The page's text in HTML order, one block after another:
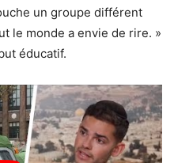
un groupe différent
le monde a envie de rire. »
éducatif.